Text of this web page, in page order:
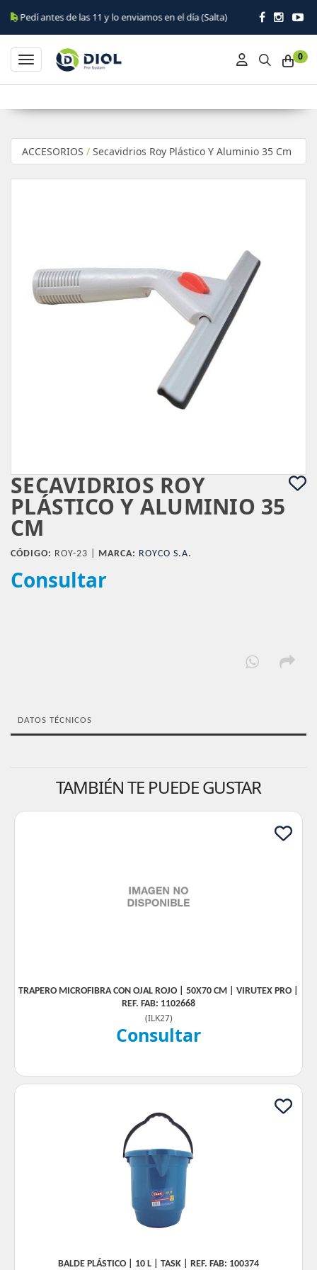
de las 11 y lo enviamos en el día (Salta)
0
Toggle navigation
ACCESORIOS / Secavidrios Roy Plástico Y Aluminio 35 Cm
SECAVIDRIOS ROY
PLÁSTICO Y ALUMINIO 35
CM
CÓDIGO: ROY-23 | MARCA: ROYCO S.A.
Consultar
DATOS TÉCNICOS
TAMBIÉN TE PUEDE GUSTAR
TRAPERO MICROFIBRA CON OJAL ROJO | 50X70 CM | VIRUTEX PRO |
REF. FAB: 1102668
(ILK27)
Consultar
BALDE PLÁSTICO | 10 L | TASK | REF. FAB: 100374